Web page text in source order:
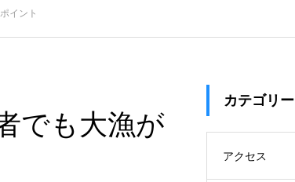
イント
でも大漁が
カテゴリー
アクセス